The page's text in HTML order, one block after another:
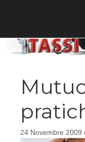
24 Novembre 2009